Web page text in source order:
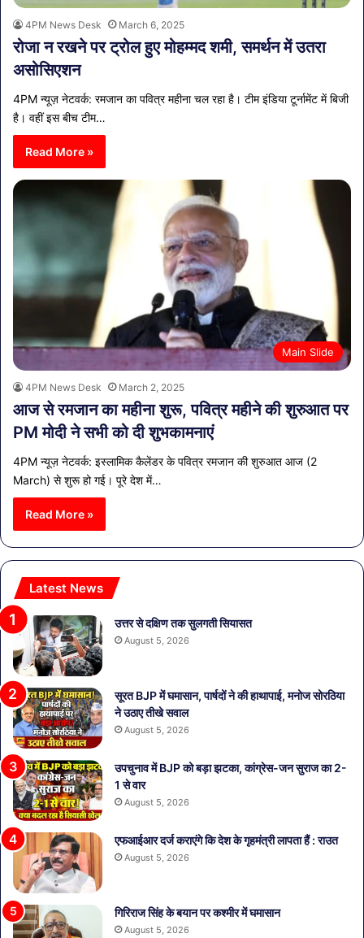
4PM News Desk March 6, 2025
रोजा न रखने पर ट्रोल हुए मोहम्मद शमी, समर्थन में उतरा
असोसिएशन
4PM न्यूज़ नेटवर्क: रमजान का पवित्र महीना चल रहा है। टीम इंडिया टूर्नामेंट में बिजी
है। वहीं इस बीच टीम…
Read More »
Main Slide
4PM News Desk March 2, 2025
आज से रमजान का महीना शुरू, पवित्र महीने की शुरुआत पर
PM मोदी ने सभी को दी शुभकामनाएं
4PM न्यूज़ नेटवर्क: इस्लामिक कैलेंडर के पवित्र रमजान की शुरुआत आज (2
March) से शुरू हो गई। पूरे देश में…
Read More »
Latest News
उत्तर से दक्षिण तक सुलगती सियासत
August 5, 2026
सूरत BJP में घमासान, पार्षदों ने की हाथापाई, मनोज सोरठिया
ने उठाए तीखे सवाल
August 5, 2026
उपचुनाव में BJP को बड़ा झटका, कांग्रेस-जन सुराज का 2-
1 से वार
August 5, 2026
एफआईआर दर्ज कराएंगे कि देश के गृहमंत्री लापता हैं : राउत
August 5, 2026
गिरिराज सिंह के बयान पर कश्मीर में घमासान
August 5, 2026